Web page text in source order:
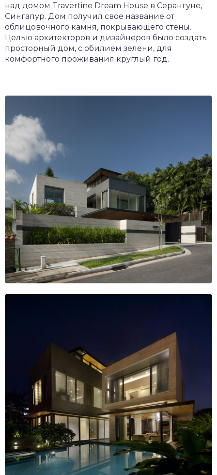
над домом Travertine Dream House в Серангуне,
Сингапур. Дом получил свое название от
облицовочного камня, покрывающего стены.
Целью архитекторов и дизайнеров было создать
просторный дом, с обилием зелени, для
комфортного проживания круглый год.